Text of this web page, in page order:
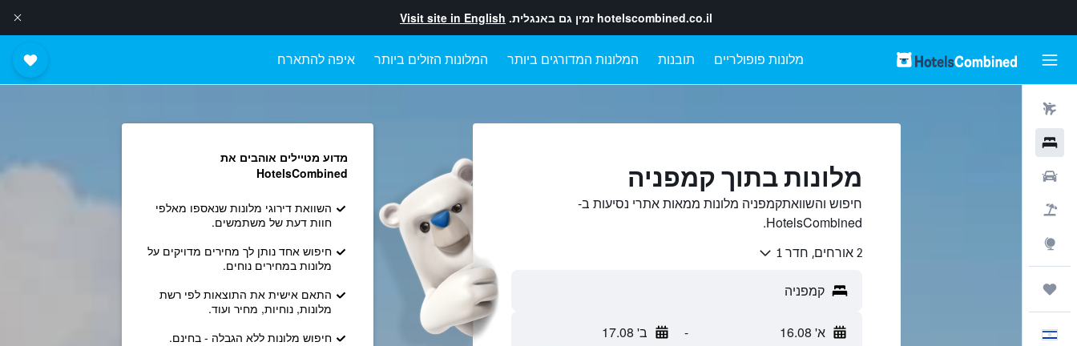
hotelscombined.co.il זמין גם באנגלית. Visit site in English
מלונות פופולריים תובנות המלונות המדורגים ביותר המלונות הזולים ביותר איפה להתארח
מלונות בתוך קמפניה
חיפוש והשוואתקמפניה מלונות ממאות אתרי נסיעות ב-
HotelsCombined.
2 אורחים, חדר 1
א' 16.08 - ב' 17.08
מדוע מטיילים אוהבים את
HotelsCombined
השוואת דירוגי מלונות שנאספו מאלפי
חוות דעת של משתמשים.
חיפוש אחד נותן לך מחירים מדויקים על
מלונות במחירים נוחים.
התאם אישית את התוצאות לפי רשת
מלונות, נוחיות, מחיר ועוד.
חיפוש מלונות ללא הגבלה - בחינם.